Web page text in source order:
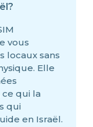
vous
locaux sans
Elle
qui la
qui
en Israël.